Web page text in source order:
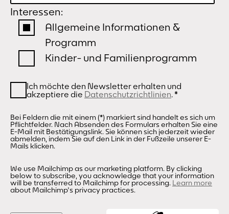
Interessen:
Allgemeine Informationen &
Programm
Kinder- und Familienprogramm
Ich möchte den Newsletter erhalten und
akzeptiere die Datenschutzrichtlinien.*
Bei Feldern die mit einem (*) markiert sind handelt es sich um
Pflichtfelder. Nach Absenden des Formulars erhalten Sie eine
E-Mail mit Bestätigungslink. Sie können sich jederzeit wieder
abmelden, indem Sie auf den Link in der Fußzeile unserer E-
Mails klicken.
We use Mailchimp as our marketing platform. By clicking
below to subscribe, you acknowledge that your information
will be transferred to Mailchimp for processing. Learn more
about Mailchimp's privacy practices.